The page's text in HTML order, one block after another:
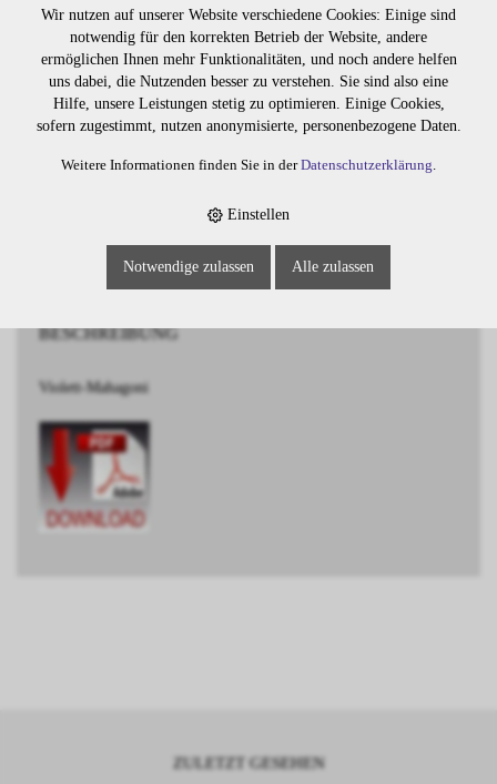
Lager:
Art. Nr:
500.65
Wiederbeschaffungsdauer auf Anfrage.
Login sichtbar. Bitte loggen Sie
sich ein oder registrieren Sie sich.
BESCHREIBUNG
Violett-Mahagoni
ZULETZT GESEHEN
Wir nutzen auf unserer Website verschiedene Cookies: Einige sind
notwendig für den korrekten Betrieb der Website, andere
ermöglichen Ihnen mehr Funktionalitäten, und noch andere helfen
uns dabei, die Nutzenden besser zu verstehen. Sie sind also eine
Hilfe, unsere Leistungen stetig zu optimieren. Einige Cookies,
sofern zugestimmt, nutzen anonymisierte, personenbezogene Daten.
Weitere Informationen finden Sie in derDatenschutzerklärung.
Einstellen
Notwendige zulassen Alle zulassen